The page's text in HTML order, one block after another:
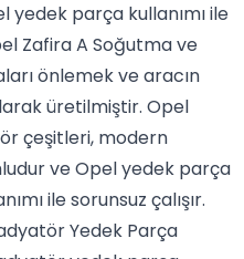
yedek parça kullanımı ile
Zafira A Soğutma ve
önlemek ve aracın
üretilmiştir. Opel
çeşitleri, modern
ve Opel yedek parça
ile sorunsuz çalışır.
Yedek Parça